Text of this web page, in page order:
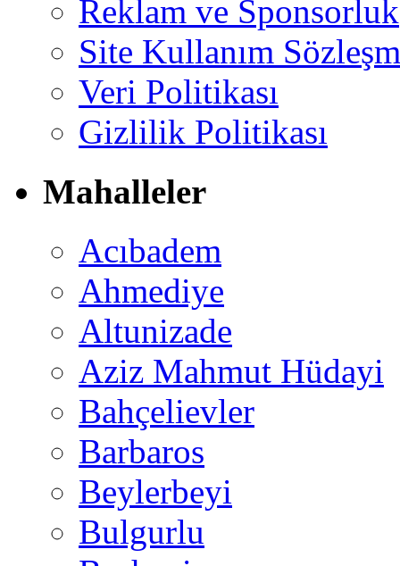
Reklam ve Sponsorluk
Site Kullanım
Veri Politikası
Gizlilik Politikası
Mahalleler
Acıbadem
Ahmediye
Altunizade
Aziz Mahmut Hüdayi
Bahçelievler
Barbaros
Beylerbeyi
Bulgurlu